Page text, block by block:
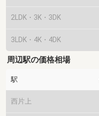
2LDK・3K・3DK
3LDK・4K・4DK
周辺駅の価格相場
駅
西片上